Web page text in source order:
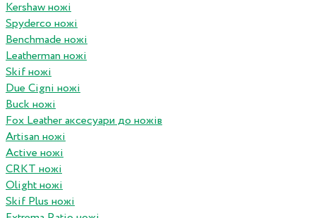
Kershaw ножі
Spyderco ножі
Benchmade ножі
Leatherman ножі
Skif ножі
Due Cigni ножі
Buck ножі
Fox Leather аксесуари до ножів
Artisan ножі
Active ножі
CRKT ножі
Olight ножі
Skif Plus ножі